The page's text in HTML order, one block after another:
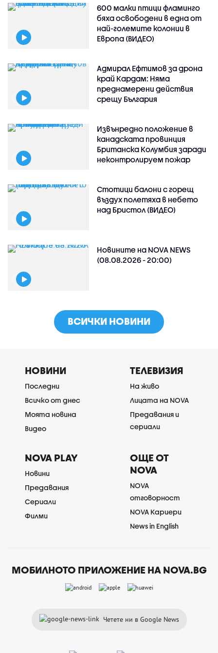
600 малки птици фламинго
бяха освободени в една от
най-големите колонии в
Европа (ВИДЕО)
Адмирал Ефтимов за дрона
край Кардам: Няма
преднамерени действия
срещу България
Извънредно положение в
канадската провинция
Британска Колумбия заради
неконтролируем пожар
Стотици балони с горещ
въздух полетяха в небето
над Бристол (ВИДЕО)
Новините на NOVA NEWS
(08.08.2026 - 20:00)
ВСИЧКИ НОВИНИ
НОВИНИ
Последни
Всичко от днес
Моята новина
Видео
ТЕЛЕВИЗИЯ
На живо
Лицата на NOVA
Предавания и
сериали
NOVA PLAY
Новини
Предавания
Сериали
Филми
ОЩЕ ОТ
NOVA
NOVA
отговорност
NOVA Кариери
News in English
МОБИЛНОТО ПРИЛОЖЕНИЕ НА NOVA.BG
Четете ни в Google News